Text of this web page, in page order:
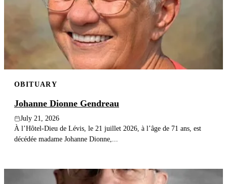
OBITUARY
Johanne Dionne Gendreau
July 21, 2026
À l’Hôtel-Dieu de Lévis, le 21 juillet 2026, à l’âge de 71 ans, est
décédée madame Johanne Dionne,...